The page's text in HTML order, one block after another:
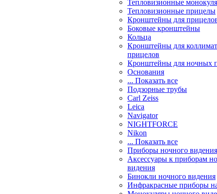
Тепловизионные
Тепловизионные прицелы
Кронштейны для
Боковые кронштейны
Кольца
Кронштейны для
прицелов
Кронштейны для ночных
Основания
... Показать все
Подзорные трубы
Carl Zeiss
Leica
Navigator
NIGHTFORCE
Nikon
... Показать все
Приборы ночного видения
Аксессуары к приборам
видения
Бинокли ночного видения
Инфракрасные приборы